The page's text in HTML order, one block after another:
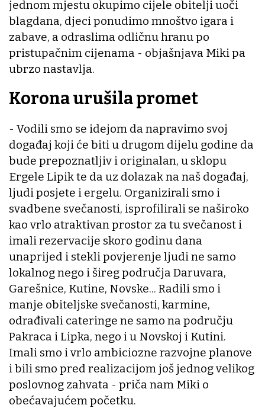
jednom mjestu okupimo cijele obitelji uoči
blagdana, djeci ponudimo mnoštvo igara i
zabave, a odraslima odličnu hranu po
pristupačnim cijenama - objašnjava Miki pa
ubrzo nastavlja.
Korona urušila promet
- Vodili smo se idejom da napravimo svoj
događaj koji će biti u drugom dijelu godine da
bude prepoznatljiv i originalan, u sklopu
Ergele Lipik te da uz dolazak na naš događaj,
ljudi posjete i ergelu. Organizirali smo i
svadbene svečanosti, isprofilirali se naširoko
kao vrlo atraktivan prostor za tu svečanost i
imali rezervacije skoro godinu dana
unaprijed i stekli povjerenje ljudi ne samo
lokalnog nego i šireg područja Daruvara,
Garešnice, Kutine, Novske... Radili smo i
manje obiteljske svečanosti, karmine,
odrađivali cateringe ne samo na području
Pakraca i Lipka, nego i u Novskoj i Kutini.
Imali smo i vrlo ambiciozne razvojne planove
i bili smo pred realizacijom još jednog velikog
poslovnog zahvata - priča nam Miki o
obećavajućem početku.